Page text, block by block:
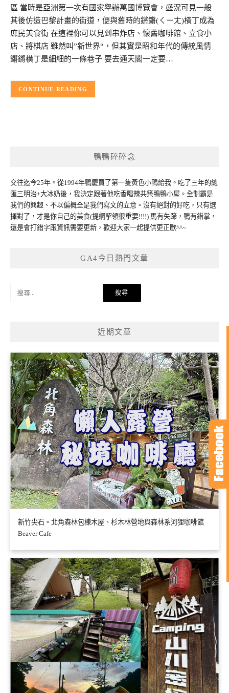
區 當時是亞洲第一次有國家舉辦萬國博覽會，盛況可見一般
其後仿造巴黎計畫的街道，便與舊時的鏘鏘(ㄑㄧㄤ)橫丁成為
庶民美食街 在這裡你可以見到串炸店、懷舊咖啡館、立食小
店、將棋店 雖然叫”新世界“，但其實是昭和年代的傳統風情
鏘鏘橫丁是細細的一條巷子 要去通天閣一定要…
CONTINUE READING
鴨鴨碎碎念
交往迄今25年。從1994年鴨慶買了第一隻黃色小鴨給我。吃了三年的總
匯三明治+大冰奶後，我決定跟著他吃香喝辣共築鴨鴨小屋。全制霸是
我們的興趣、不以偏概全是我們寫文的立意。沒有絕對的好吃，只有選
擇對了，才是你自己的美食(提綱挈領很重要!!!!) 馬有失蹄，鴨有錯掌，
還是會打錯字跟資訊需要更新，歡迎大家一起提供更正歐^^~
GA4今日熱門文章
近期文章
新竹尖石。北角森林包棟木屋、杉木林營地與森林系河狸咖啡館
Beaver Cafe